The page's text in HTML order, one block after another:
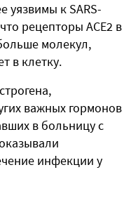
уязвимы к SARS-
рецепторы ACE2 в
молекул,
в клетку.
важных гормонов
в больницу с
инфекции у